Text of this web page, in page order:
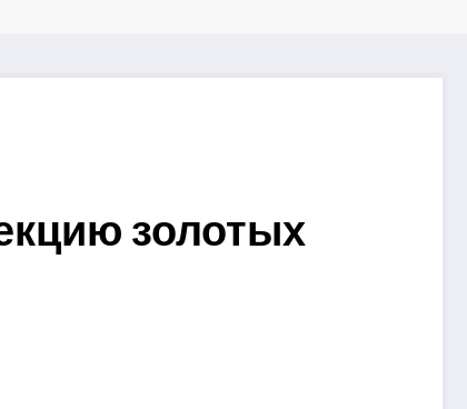
золотых